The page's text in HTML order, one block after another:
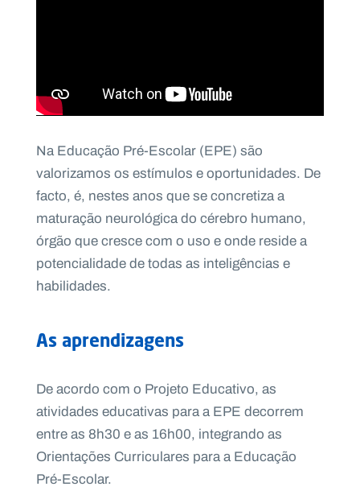
Na Educação Pré-Escolar (EPE) são
valorizamos os estímulos e oportunidades. De
facto, é, nestes anos que se concretiza a
maturação neurológica do cérebro humano,
órgão que cresce com o uso e onde reside a
potencialidade de todas as inteligências e
habilidades.
As aprendizagens
De acordo com o Projeto Educativo, as
atividades educativas para a EPE decorrem
entre as 8h30 e as 16h00, integrando as
Orientações Curriculares para a Educação
Pré-Escolar.